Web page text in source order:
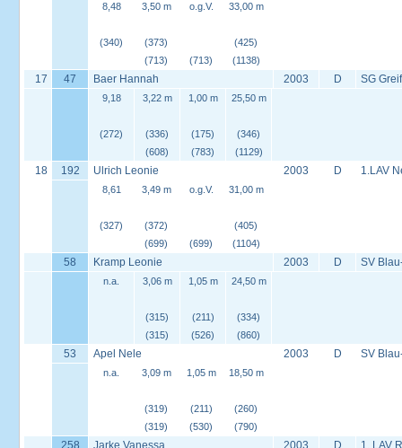
8,48
(340)
3,50 m
(373)
(713)
o.g.V.
(713)
33,00 m
(425)
(1138)
17 47 Baer Hannah 2003 D SG
9,18
(272)
3,22 m
(336)
(608)
1,00 m
(175)
(783)
25,50 m
(346)
(1129)
18 192 Ulrich Leonie 2003 D 1.LAV
8,61
(327)
3,49 m
(372)
(699)
o.g.V.
(699)
31,00 m
(405)
(1104)
58 Kramp Leonie 2003 D SV
n.a. 3,06 m
(315)
(315)
1,05 m
(211)
(526)
24,50 m
(334)
(860)
53 Apel Nele 2003 D SV
n.a. 3,09 m
(319)
(319)
1,05 m
(211)
(530)
18,50 m
(260)
(790)
258 Jarke Vanessa 2003 D 1. LAV